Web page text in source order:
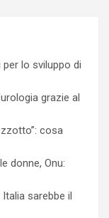
lo sviluppo di
grazie al
cosa
donne, Onu:
Italia sarebbe il